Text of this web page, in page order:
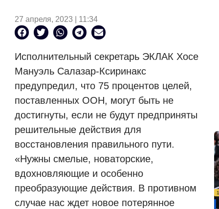
27 апреля, 2023 | 11:34
Исполнительный секретарь ЭКЛАК Хосе
Мануэль Салазар-Ксиринакс
предупредил, что 75 процентов целей,
поставленных ООН, могут быть не
достигнуты, если не будут предприняты
решительные действия для
восстановления правильного пути.
«Нужны смелые, новаторские,
вдохновляющие и особенно
преобразующие действия. В противном
случае нас ждет новое потерянное